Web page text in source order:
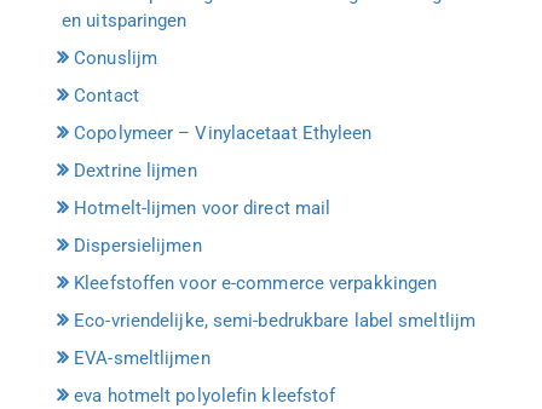
en uitsparingen
Conuslijm
Contact
Copolymeer – Vinylacetaat Ethyleen
Dextrine lijmen
Hotmelt-lijmen voor direct mail
Dispersielijmen
Kleefstoffen voor e-commerce verpakkingen
Eco-vriendelijke, semi-bedrukbare label smeltlijm
EVA-smeltlijmen
eva hotmelt polyolefin kleefstof